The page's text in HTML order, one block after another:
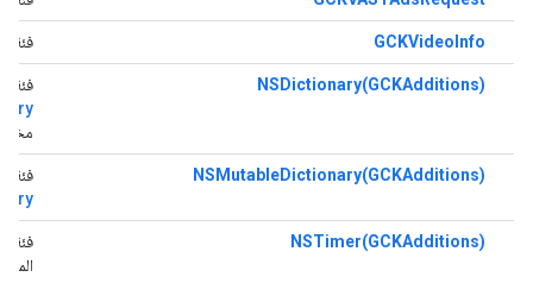
GCKVideoInfo فئة
NSDictionary(GCKAdditions)
فئة
NSMutableDictionary(GCKAdditions)
فئة
NSTimer(GCKAdditions)
فئة